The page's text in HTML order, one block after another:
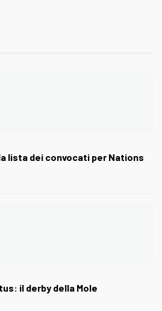
lista dei convocati per Nations
il derby della Mole